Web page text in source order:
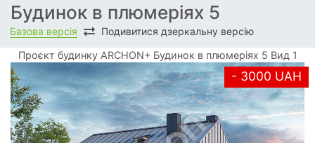
Будинок в плюмеріях 5
Базова версія Подивитися дзеркальну версію
Проєкт будинку ARCHON+ Будинок в плюмеріях 5 Вид 1
- 3000 UAH